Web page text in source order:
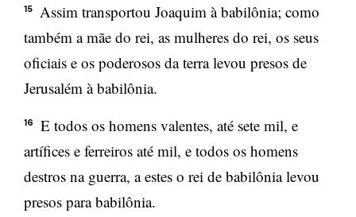
15
Assim transportou Joaquim à babilônia; como
também a mãe do rei, as mulheres do rei, os seus
oficiais e os poderosos da terra levou presos de
Jerusalém à babilônia.
16
E todos os homens valentes, até sete mil, e
artífices e ferreiros até mil, e todos os homens
destros na guerra, a estes o rei de babilônia levou
presos para babilônia.